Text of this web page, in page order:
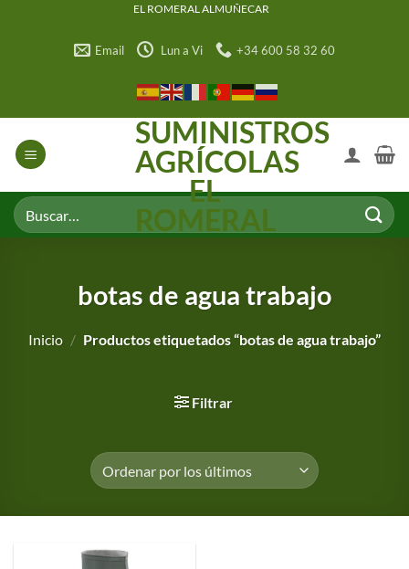
EL ROMERAL ALMUÑECAR
Email Lun a Vi +34 600 58 32 60
SUMINISTROS
AGRÍCOLAS
EL
ROMERAL
Buscar
por:
botas de agua trabajo
Inicio / Productos etiquetados “botas de agua trabajo”
Filtrar